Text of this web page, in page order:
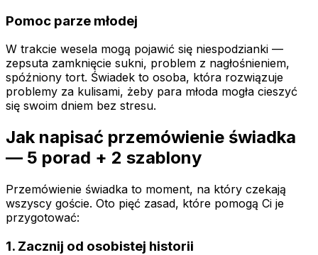
Pomoc parze młodej
W trakcie wesela mogą pojawić się niespodzianki —
zepsuta zamknięcie sukni, problem z nagłośnieniem,
spóźniony tort. Świadek to osoba, która rozwiązuje
problemy za kulisami, żeby para młoda mogła cieszyć
się swoim dniem bez stresu.
Jak napisać przemówienie świadka
— 5 porad + 2 szablony
Przemówienie świadka to moment, na który czekają
wszyscy goście. Oto pięć zasad, które pomogą Ci je
przygotować:
1. Zacznij od osobistej historii